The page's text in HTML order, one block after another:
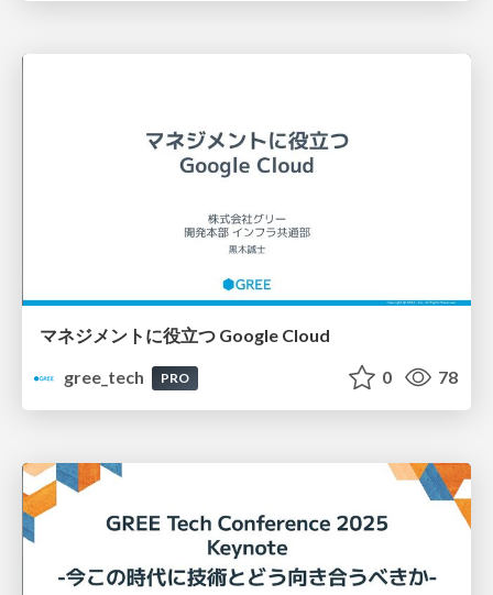
マネジメントに役立つ Google Cloud
gree_tech
PRO 0 78